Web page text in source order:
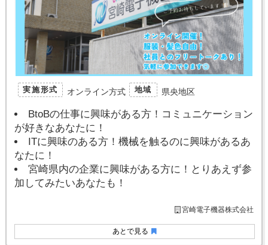
あとで見る
実施形式 オンライン方式 地域 県央地区
BtoBの仕事に興味がある方！コミュニケーション
が好きなあなたに！
ITに興味のある方！機械を触るのに興味があるあ
なたに！
宮崎県内の企業に興味がある方に！とりあえず参
加してみたいあなたも！
宮崎電子機器株式会社